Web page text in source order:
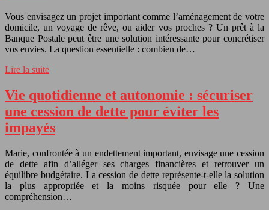
Vous envisagez un projet important comme l’aménagement de votre
domicile, un voyage de rêve, ou aider vos proches ? Un prêt à la
Banque Postale peut être une solution intéressante pour concrétiser
vos envies. La question essentielle : combien de…
Lire la suite
Vie quotidienne et autonomie : sécuriser
une cession de dette pour éviter les
impayés
Marie, confrontée à un endettement important, envisage une cession
de dette afin d’alléger ses charges financières et retrouver un
équilibre budgétaire. La cession de dette représente-t-elle la solution
la plus appropriée et la moins risquée pour elle ? Une
compréhension…